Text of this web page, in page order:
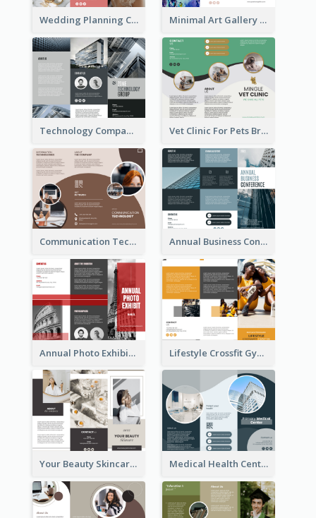
Wedding Planning Company Brochure Minimal Art Gallery Brochure
Technology Company Brochure Vet Clinic For Pets Brochure
Communication Technology Company Brochure Annual Business Conference Brochure
Annual Photo Exhibition Brochure Lifestyle Crossfit Gym Brochure
Your Beauty Skincare Company Brochure Medical Health Centre Brochure